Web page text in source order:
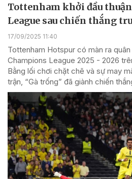
Tottenham khởi đầu
League sau chiến thắng
17/09/2025 11:40
Tottenham Hotspur có màn ra
Champions League 2025 - 2026
Bằng lối chơi chặt chẽ và sự may
trận, “Gà trống” đã giành chiến